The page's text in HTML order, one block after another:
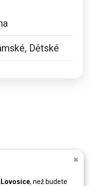
Dětské
✖
Lovosice, než budete